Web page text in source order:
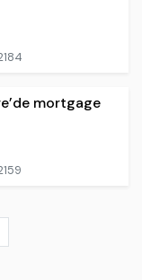
mortgage